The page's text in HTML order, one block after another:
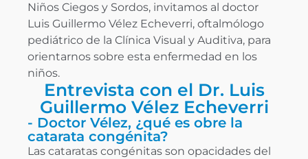
Niños Ciegos y Sordos, invitamos al doctor
Luis Guillermo Vélez Echeverri, oftalmólogo
pediátrico de la Clínica Visual y Auditiva, para
orientarnos sobre esta enfermedad en los
niños.
Entrevista con el Dr. Luis
Guillermo Vélez Echeverri
- Doctor Vélez, ¿qué es obre la
catarata congénita?
Las cataratas congénitas son opacidades del